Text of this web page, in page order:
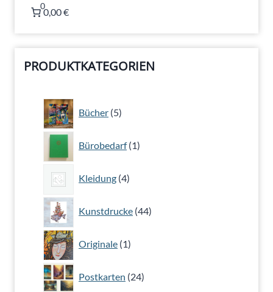
0
0,00 €
PRODUKTKATEGORIEN
Bücher 5
5
Produkte
Bürobedarf 1
1
Produkt
Kleidung 4
4
Produkte
Kunstdrucke 44
44
Produkte
Originale 1
1
Produkt
Postkarten 24
24
Produkte